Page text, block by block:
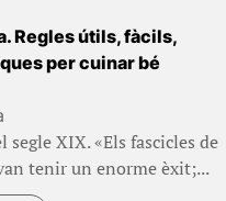
Regles útils, fàcils,
per cuinar bé
XIX. «Els fascicles de
tenir un enorme èxit;...